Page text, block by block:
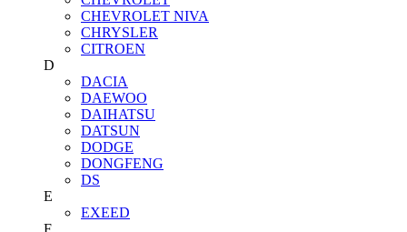
CHEVROLET NIVA
CHRYSLER
CITROEN
D
DACIA
DAEWOO
DAIHATSU
DATSUN
DODGE
DONGFENG
DS
E
EXEED
F